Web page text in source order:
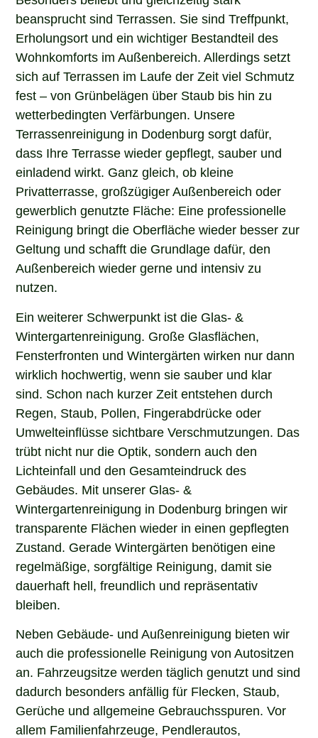
beansprucht sind Terrassen. Sie sind Treffpunkt,
Erholungsort und ein wichtiger Bestandteil des
Wohnkomforts im Außenbereich. Allerdings setzt
sich auf Terrassen im Laufe der Zeit viel Schmutz
fest – von Grünbelägen über Staub bis hin zu
wetterbedingten Verfärbungen. Unsere
Terrassenreinigung in Dodenburg sorgt dafür,
dass Ihre Terrasse wieder gepflegt, sauber und
einladend wirkt. Ganz gleich, ob kleine
Privatterrasse, großzügiger Außenbereich oder
gewerblich genutzte Fläche: Eine professionelle
Reinigung bringt die Oberfläche wieder besser zur
Geltung und schafft die Grundlage dafür, den
Außenbereich wieder gerne und intensiv zu
nutzen.
Ein weiterer Schwerpunkt ist die Glas- &
Wintergartenreinigung. Große Glasflächen,
Fensterfronten und Wintergärten wirken nur dann
wirklich hochwertig, wenn sie sauber und klar
sind. Schon nach kurzer Zeit entstehen durch
Regen, Staub, Pollen, Fingerabdrücke oder
Umwelteinflüsse sichtbare Verschmutzungen. Das
trübt nicht nur die Optik, sondern auch den
Lichteinfall und den Gesamteindruck des
Gebäudes. Mit unserer Glas- &
Wintergartenreinigung in Dodenburg bringen wir
transparente Flächen wieder in einen gepflegten
Zustand. Gerade Wintergärten benötigen eine
regelmäßige, sorgfältige Reinigung, damit sie
dauerhaft hell, freundlich und repräsentativ
bleiben.
Neben Gebäude- und Außenreinigung bieten wir
auch die professionelle Reinigung von Autositzen
an. Fahrzeugsitze werden täglich genutzt und sind
dadurch besonders anfällig für Flecken, Staub,
Gerüche und allgemeine Gebrauchsspuren. Vor
allem Familienfahrzeuge, Pendlerautos,